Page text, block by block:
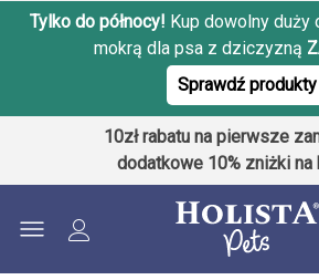
Tylko do północy! Kup dowolny duży
mokrą dla psa z dziczyzną
Sprawdź produkty
10zł rabatu na pierwsze
dodatkowe 10% zniżki na